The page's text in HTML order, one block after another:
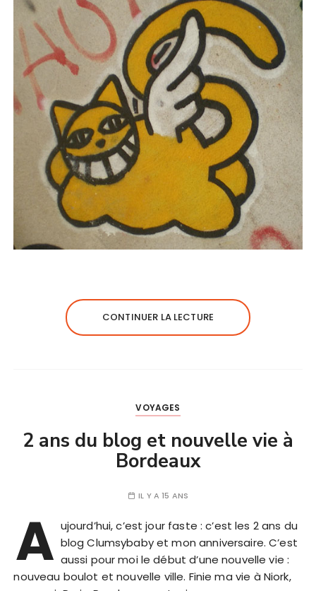
CONTINUER LA LECTURE
VOYAGES
2 ans du blog et nouvelle vie à
Bordeaux
IL Y A 15 ANS
A ujourd’hui, c’est jour faste : c’est les 2 ans du
blog Clumsybaby et mon anniversaire. C’est
aussi pour moi le début d’une nouvelle vie :
nouveau boulot et nouvelle ville. Finie ma vie à Niork,